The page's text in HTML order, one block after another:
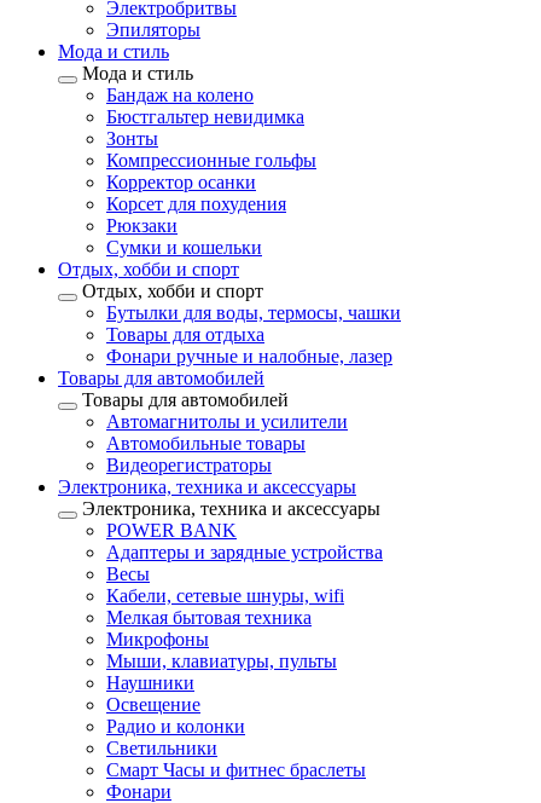
Электробритвы
Эпиляторы
Мода и стиль
Мода и стиль
Бандаж на колено
Бюстгальтер невидимка
Зонты
Компрессионные гольфы
Корректор осанки
Корсет для похудения
Рюкзаки
Сумки и кошельки
Отдых, хобби и спорт
Отдых, хобби и спорт
Бутылки для воды, термосы, чашки
Товары для отдыха
Фонари ручные и налобные, лазер
Товары для автомобилей
Товары для автомобилей
Автомагнитолы и усилители
Автомобильные товары
Видеорегистраторы
Электроника, техника и аксессуары
Электроника, техника и аксессуары
POWER BANK
Адаптеры и зарядные устройства
Весы
Кабели, сетевые шнуры, wifi
Мелкая бытовая техника
Микрофоны
Мыши, клавиатуры, пульты
Наушники
Освещение
Радио и колонки
Светильники
Смарт Часы и фитнес браслеты
Фонари